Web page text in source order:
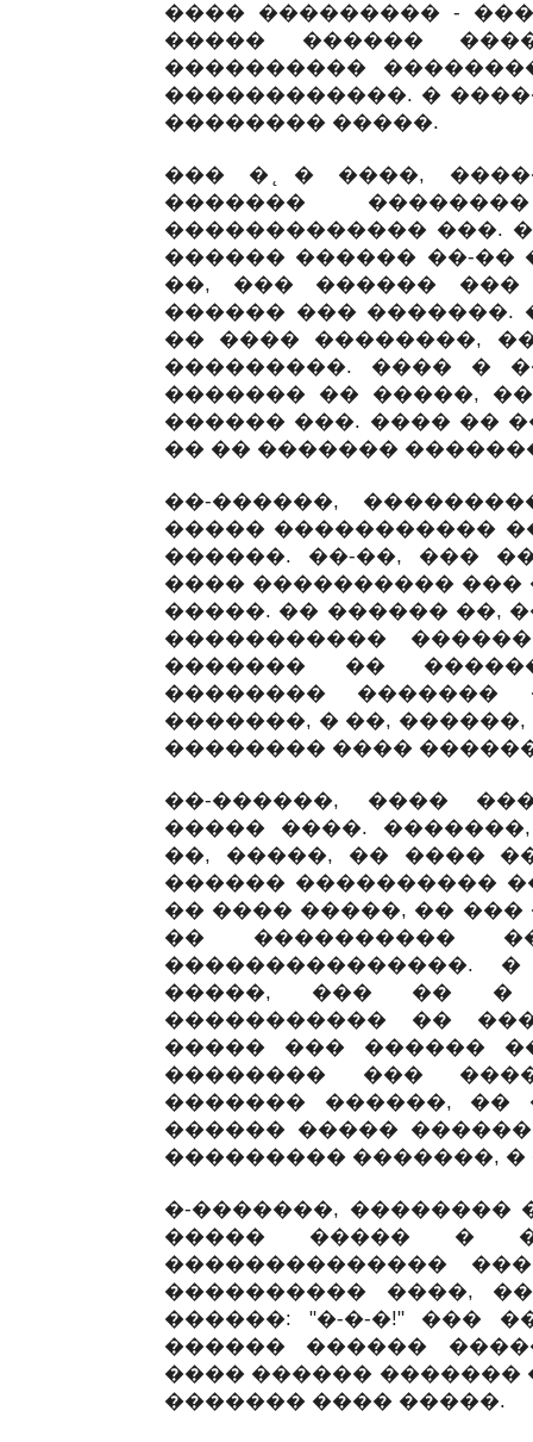
���� ��������� -
����� ������
����������
������������. �
�������� �����.
��� � ̨� ����,
�������
������������� ���.
������ ������ ��-��
��, ��� ������ ���
������ ��� �������.
�� ���� ��������,
���������. ���� �
������� �� �����,
������ ���. ���� ��
�� �� �������
��-������,
����� �����������
������. ��-��, ���
���� ����������
�����. �� ������ ��,
�����������
������� ��
�������� �������
�������, � ��,
�������� ����
��-������, ����
����� ����.
��, �����, �� ����
������ ����������
�� ���� �����, ��
�� ����������
���������������.
�����, ��� �� �
����������� ��
����� ��� ������
�������� ���
������� ������, ��
������ �����
��������� �������,
�-�������, ��������
����� ����� �
��������������
���������� ����,
������: "�-�-�!" ���
������ ������
���� ������ �������
������� ���� �����.